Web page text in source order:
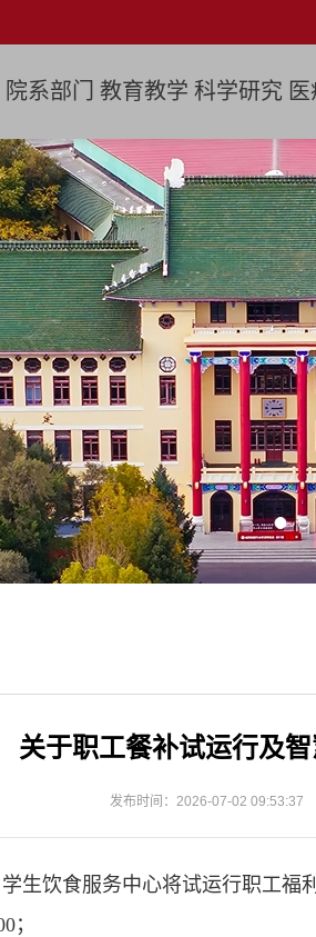
院系部门 教育教学 科学研究
关于职工餐补试运行及
发布时间：2026-07-02 09:53:37
生饮食服务中心将试运行职工福
；